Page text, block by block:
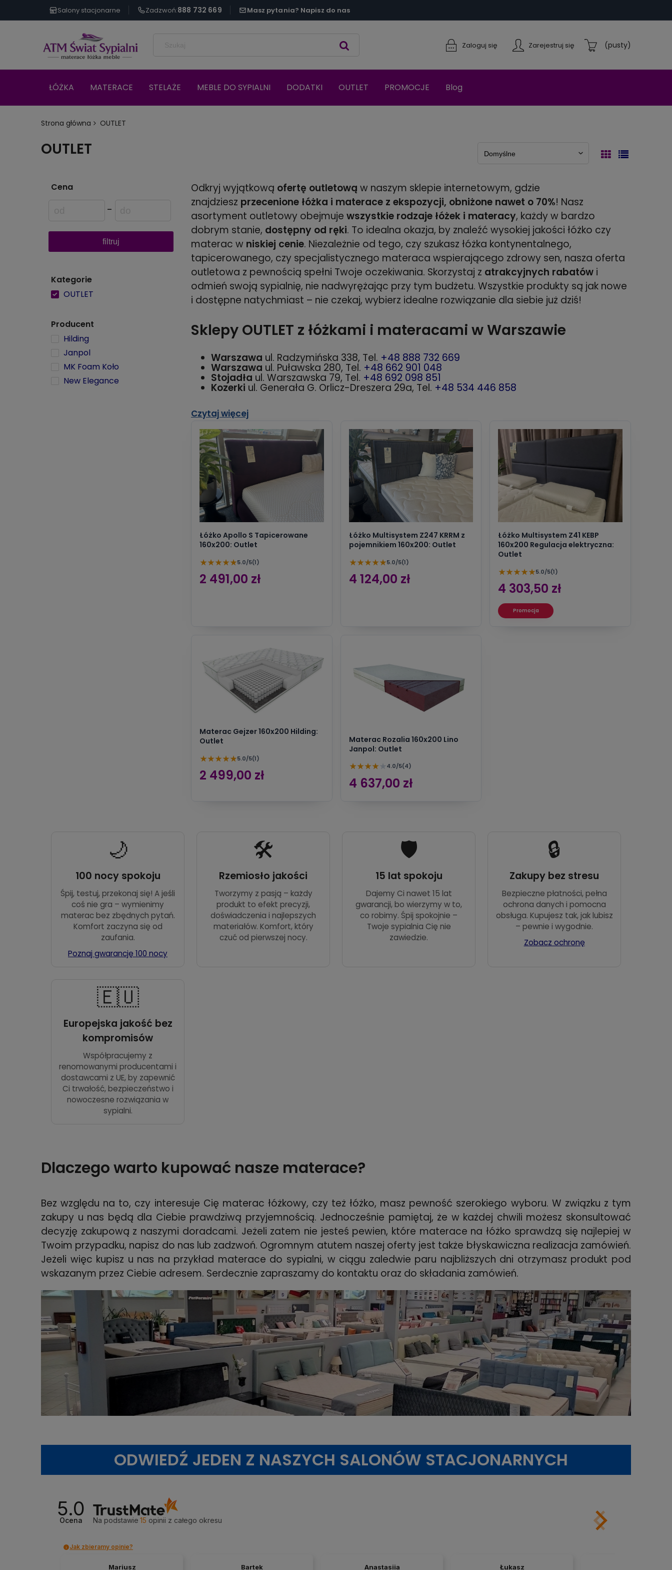
Salony stacjonarne Zadzwoń:888 732 669 Masz pytania? Napisz do nas
Zarejestruj się
Zaloguj się (pusty)
ŁÓŻKA MATERACE STELAŻE MEBLE DO SYPIALNI DODATKI OUTLET PROMOCJE Blog
Strona główna OUTLET
OUTLET
Kategorie
OUTLET
Producent
Hilding
Janpol
MK Foam Koło
New Elegance
Cena
-
filtruj
Odkryj wyjątkową ofertę outletową w naszym sklepie internetowym, gdzie
znajdziesz przecenione łóżka i materace z ekspozycji, obniżone nawet o 70%! Nasz
asortyment outletowy obejmuje wszystkie rodzaje łóżek i materacy, każdy w bardzo
dobrym stanie, dostępny od ręki. To idealna okazja, by znaleźć wysokiej jakości łóżko czy
materac w niskiej cenie. Niezależnie od tego, czy szukasz łóżka kontynentalnego,
tapicerowanego, czy specjalistycznego materaca wspierającego zdrowy sen, nasza oferta
outletowa z pewnością spełni Twoje oczekiwania. Skorzystaj z atrakcyjnych rabatów i
odmień swoją sypialnię, nie nadwyrężając przy tym budżetu. Wszystkie produkty są jak nowe
i dostępne natychmiast – nie czekaj, wybierz idealne rozwiązanie dla siebie już dziś!
Sklepy OUTLET z łóżkami i materacami w Warszawie
Warszawa ul. Radzymińska 338, Tel. +48 888 732 669
Warszawa ul. Puławska 280, Tel. +48 662 901 048
Stojadła ul. Warszawska 79, Tel. +48 692 098 851
Kozerki ul. Generała G. Orlicz-Dreszera 29a, Tel. +48 534 446 858
Czytaj więcej
Łóżko Apollo S Tapicerowane
160x200: Outlet
★★★★★5.0/5(1)
2 491,00 zł
Łóżko Multisystem Z247 KRRM z
pojemnikiem 160x200: Outlet
★★★★★5.0/5(1)
4 124,00 zł
Łóżko Multisystem Z41 KEBP
160x200 Regulacja elektryczna:
Outlet
★★★★★5.0/5(1)
4 303,50 zł
Promocja
Materac Gejzer 160x200 Hilding:
Outlet
★★★★★5.0/5(1)
2 499,00 zł
Materac Rozalia 160x200 Lino
Janpol: Outlet
★★★★ ★4.0/5(4)
4 637,00 zł
🌙
100 nocy spokoju
Śpij, testuj, przekonaj się! A jeśli
coś nie gra – wymienimy
materac bez zbędnych pytań.
Komfort zaczyna się od
zaufania.
Poznaj gwarancję 100 nocy
🛠️
Rzemiosło jakości
Tworzymy z pasją – każdy
produkt to efekt precyzji,
doświadczenia i najlepszych
materiałów. Komfort, który
czuć od pierwszej nocy.
🛡️
15 lat spokoju
Dajemy Ci nawet 15 lat
gwarancji, bo wierzymy w to,
co robimy. Śpij spokojnie –
Twoje sypialnia Cię nie
zawiedzie.
🔒
Zakupy bez stresu
Bezpieczne płatności, pełna
ochrona danych i pomocna
obsługa. Kupujesz tak, jak lubisz
– pewnie i wygodnie.
Zobacz ochronę
🇪🇺
Europejska jakość bez
kompromisów
Współpracujemy z
renomowanymi producentami i
dostawcami z UE, by zapewnić
Ci trwałość, bezpieczeństwo i
nowoczesne rozwiązania w
sypialni.
Dlaczego warto kupować nasze materace?
Bez względu na to, czy interesuje Cię materac łóżkowy, czy też łóżko, masz pewność szerokiego wyboru. W związku z tym
zakupy u nas będą dla Ciebie prawdziwą przyjemnością. Jednocześnie pamiętaj, że w każdej chwili możesz skonsultować
decyzję zakupową z naszymi doradcami. Jeżeli zatem nie jesteś pewien, które materace na łóżko sprawdzą się najlepiej w
Twoim przypadku, napisz do nas lub zadzwoń. Ogromnym atutem naszej oferty jest także błyskawiczna realizacja zamówień.
Jeżeli więc kupisz u nas na przykład materace do sypialni, w ciągu zaledwie paru najbliższych dni otrzymasz produkt pod
wskazanym przez Ciebie adresem. Serdecznie zapraszamy do kontaktu oraz do składania zamówień.
ODWIEDŹ JEDEN Z NASZYCH SALONÓW STACJONARNYCH
5.0
Ocena Na podstawie 15 opinii z całego okresu
Jak zbieramy opinie?
Mariusz Bartek Anastasiia Łukasz